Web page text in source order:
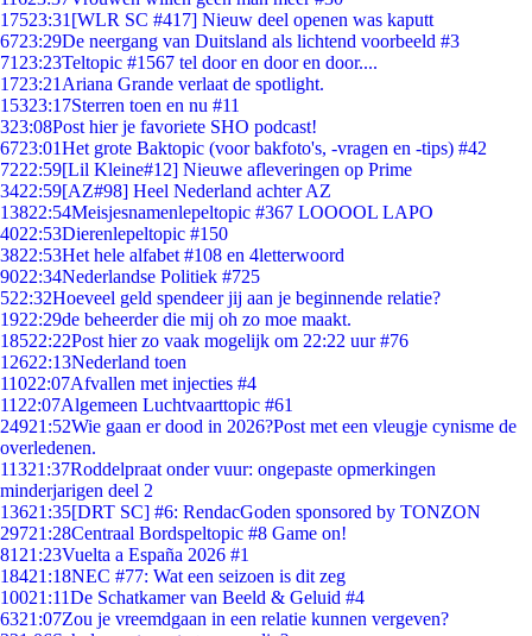
17523:31 [WLR SC #417] Nieuw deel openen was kaputt
6723:29De neergang van Duitsland als lichtend voorbeeld #3
71 23:23Teltopic #1567 tel door en door en door....
1723:21 Ariana Grande verlaat de spotlight.
15323:17Sterren toen en nu #11
323:08Post hier je favoriete SHO podcast!
6723:01Het grote Baktopic (voor bakfoto's, -vragen en -tips) #42
7222:59[Lil Kleine#12] Nieuwe afleveringen op Prime
3422:59[AZ#98] Heel Nederland achter AZ
13822:54Meisjesnamenlepeltopic #367 LOOOOL LAPO
4022:53Dierenlepeltopic #150
3822:53Het hele alfabet #108 en 4letterwoord
9022:34Nederlandse Politiek #725
522:32Hoeveel geld spendeer jij aan je beginnende relatie?
1922:29de beheerder die mij oh zo moe maakt.
18522:22Post hier zo vaak mogelijk om 22:22 uur #76
12622:13Nederland toen
11022:07Afvallen met injecties #4
11 22:07Algemeen Luchtvaarttopic #61
24921:52Wie gaan er dood in 2026?Post met een vleugje cynisme de
overledenen.
11321:37Roddelpraat onder vuur: ongepaste opmerkingen
minderjarigen deel 2
13621:35[DRT SC] #6: RendacGoden sponsored by TONZON
29721:28Centraal Bordspeltopic #8 Game on!
81 21:23Vuelta a España 2026 #1
18421:18NEC #77: Wat een seizoen is dit zeg
10021:11De Schatkamer van Beeld & Geluid #4
6321:07Zou je vreemdgaan in een relatie kunnen vergeven?